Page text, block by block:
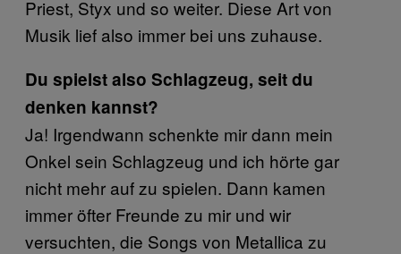
Priest, Styx und so weiter. Diese Art von
Musik lief also immer bei uns zuhause.
Du spielst also Schlagzeug, seit du
denken kannst?
Ja! Irgendwann schenkte mir dann mein
Onkel sein Schlagzeug und ich hörte gar
nicht mehr auf zu spielen. Dann kamen
immer öfter Freunde zu mir und wir
versuchten, die Songs von Metallica zu